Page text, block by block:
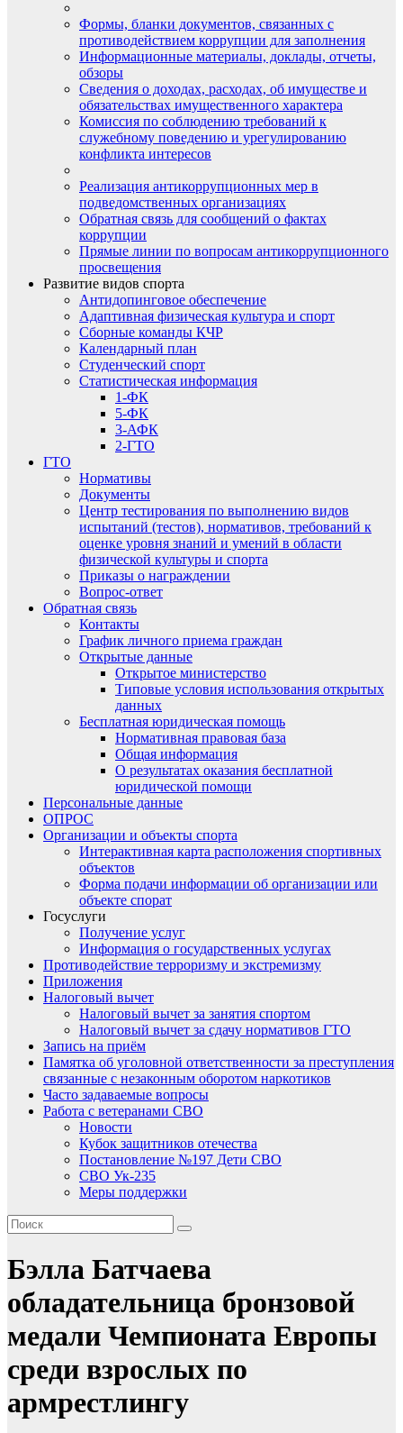
Формы, бланки документов, связанных с
противодействием коррупции для заполнения
Информационные материалы, доклады, отчеты,
обзоры
Сведения о доходах, расходах, об имуществе и
обязательствах имущественного характера
Комиссия по соблюдению требований к
служебному поведению и урегулированию
конфликта интересов
Реализация антикоррупционных мер в
подведомственных организациях
Обратная связь для сообщений о фактах
коррупции
Прямые линии по вопросам антикоррупционного
просвещения
Развитие видов спорта
Антидопинговое обеспечение
Адаптивная физическая культура и спорт
Сборные команды КЧР
Календарный план
Студенческий спорт
Статистическая информация
1-ФК
5-ФК
3-АФК
2-ГТО
ГТО
Нормативы
Документы
Центр тестирования по выполнению видов
испытаний (тестов), нормативов, требований к
оценке уровня знаний и умений в области
физической культуры и спорта
Приказы о награждении
Вопрос-ответ
Обратная связь
Контакты
График личного приема граждан
Открытые данные
Открытое министерство
Типовые условия использования открытых
данных
Бесплатная юридическая помощь
Нормативная правовая база
Общая информация
О результатах оказания бесплатной
юридической помощи
Персональные данные
ОПРОС
Организации и объекты спорта
Интерактивная карта расположения спортивных
объектов
Форма подачи информации об организации или
объекте спорат
Госуслуги
Получение услуг
Информация о государственных услугах
Противодействие терроризму и экстремизму
Приложения
Налоговый вычет
Налоговый вычет за занятия спортом
Налоговый вычет за сдачу нормативов ГТО
Запись на приём
Памятка об уголовной ответственности за преступления
связанные с незаконным оборотом наркотиков
Часто задаваемые вопросы
Работа с ветеранами СВО
Новости
Кубок защитников отечества
Постановление №197 Дети СВО
СВО Ук-235
Меры поддержки
Бэлла Батчаева
обладательница бронзовой
медали Чемпионата Европы
среди взрослых по
армрестлингу